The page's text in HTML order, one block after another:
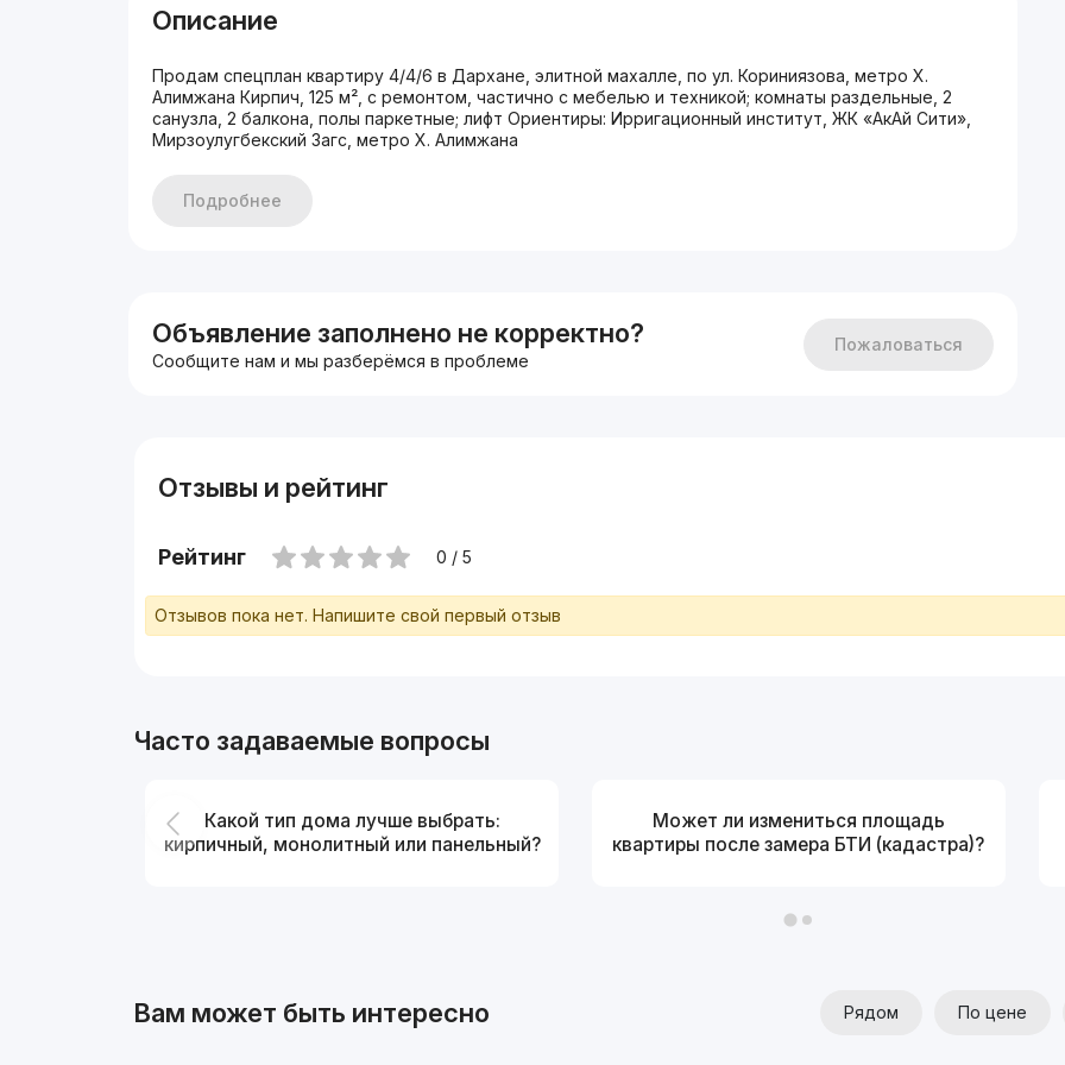
Описание
Продам спецплан квартиру 4/4/6 в Дархане, элитной махалле, по ул. Кориниязова, метро Х.
Алимжана Кирпич, 125 м², с ремонтом, частично с мебелью и техникой; комнаты раздельные, 2
санузла, 2 балкона, полы паркетные; лифт Ориентиры: Ирригационный институт, ЖК «АкАй Сити»,
Мирзоулугбекский Загс, метро Х. Алимжана
Подробнее
Объявление заполнено не корректно?
Сообщите нам и мы разберёмся в проблеме
Пожаловаться
Отзывы и рейтинг
Рейтинг 0 / 5
Отзывов пока нет. Напишите свой первый отзыв
Часто задаваемые вопросы
Какой тип дома лучше выбрать:
кирпичный, монолитный или панельный?
Может ли измениться площадь
квартиры после замера БТИ (кадастра)?
Вам может быть интересно Рядом По цене